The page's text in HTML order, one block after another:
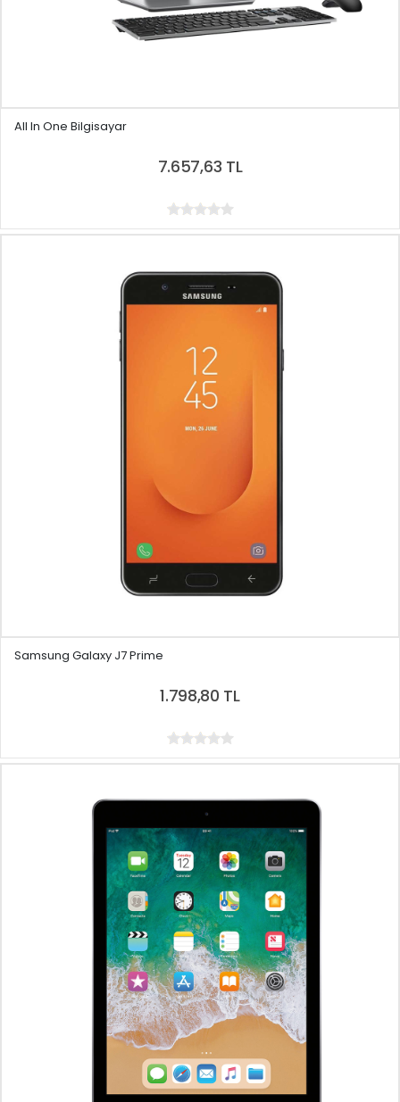
All In One Bilgisayar
7.657,63 TL
Samsung Galaxy J7 Prime
1.798,80 TL